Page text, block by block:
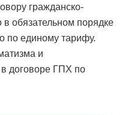
гражданско-
в обязательном порядке
по единому тарифу.
и
договоре ГПХ по